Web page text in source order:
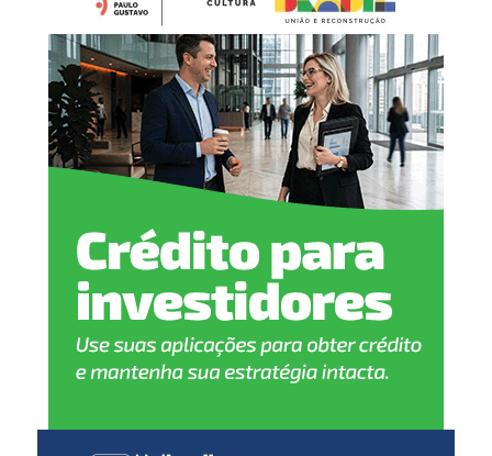
Febre amarela (dose única)
12 meses:
Pneumocócica (reforço)
Meningocócica ACWY (dose única)
Tríplice viral (1ª dose)
15 meses:
Tríplice bacteriana – DTP (1ª dose reforço)
Pólio (1ª dose reforço)
Tríplice viral (2ª dose)
Varicela (1ª dose)